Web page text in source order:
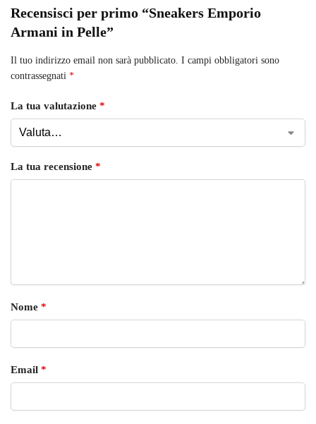
Recensisci per primo “Sneakers Emporio
Armani in Pelle”
Il tuo indirizzo email non sarà pubblicato. I campi obbligatori sono
contrassegnati *
La tua valutazione *
La tua recensione *
Nome *
Email *